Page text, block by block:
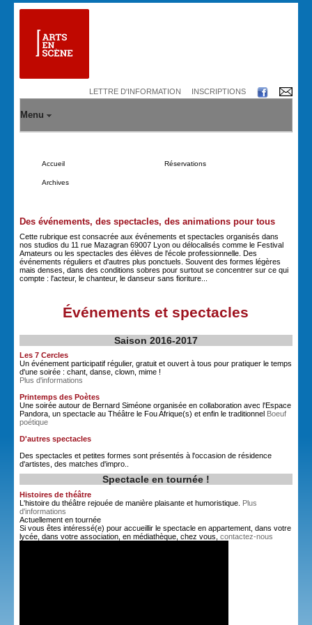
INSCRIPTIONS
LETTRE D'INFORMATION
Menu
Accueil Réservations
Archives
Des événements, des spectacles, des animations pour tous
Cette rubrique est consacrée aux événements et spectacles organisés dans
nos studios du 11 rue Mazagran 69007 Lyon ou délocalisés comme le Festival
Amateurs ou les spectacles des élèves de l'école professionnelle. Des
événements réguliers et d'autres plus ponctuels. Souvent des formes légères
mais denses, dans des conditions sobres pour surtout se concentrer sur ce qui
compte : l'acteur, le chanteur, le danseur sans fioriture...
Événements et spectacles
Saison 2016-2017
Les 7 Cercles
Un événement participatif régulier, gratuit et ouvert à tous pour pratiquer le temps
d'une soirée : chant, danse, clown, mime !
Plus d'informations
Printemps des Poètes
Une soirée autour de Bernard Siméone organisée en collaboration avec l'Espace
Pandora, un spectacle au Théâtre le Fou Afrique(s) et enfin le traditionnel Boeuf
poétique
D'autres spectacles
Des spectacles et petites formes sont présentés à l'occasion de résidence
d'artistes, des matches d'impro..
Spectacle en tournée !
Histoires de théâtre
L'histoire du théâtre rejouée de manière plaisante et humoristique. Plus
d'informations
Actuellement en tournée
Si vous êtes intéressé(e) pour accueillir le spectacle en appartement, dans votre
lycée, dans votre association, en médiathèque, chez vous,contactez-nous